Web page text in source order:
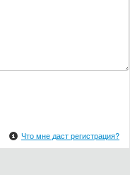
Что мне даст регистрация?